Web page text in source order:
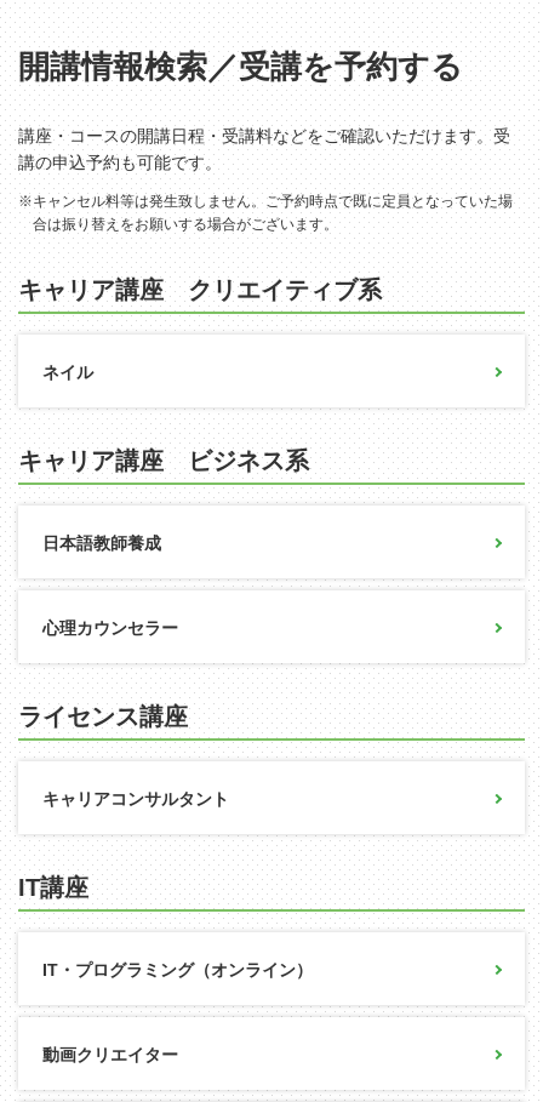
開講情報検索／受講を予約する
講座・コースの開講日程・受講料などをご確認いただけます。受
講の申込予約も可能です。
※キャンセル料等は発生致しません。ご予約時点で既に定員となっていた場
合は振り替えをお願いする場合がございます。
キャリア講座 クリエイティブ系
ネイル
キャリア講座 ビジネス系
日本語教師養成
心理カウンセラー
ライセンス講座
キャリアコンサルタント
IT講座
IT・プログラミング（オンライン）
動画クリエイター